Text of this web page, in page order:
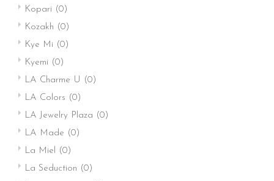
Kopari (0)
Kozakh (0)
Kye Mi (0)
Kyemi (0)
LA Charme U (0)
LA Colors (0)
LA Jewelry Plaza (0)
LA Made (0)
La Miel (0)
La Seduction (0)